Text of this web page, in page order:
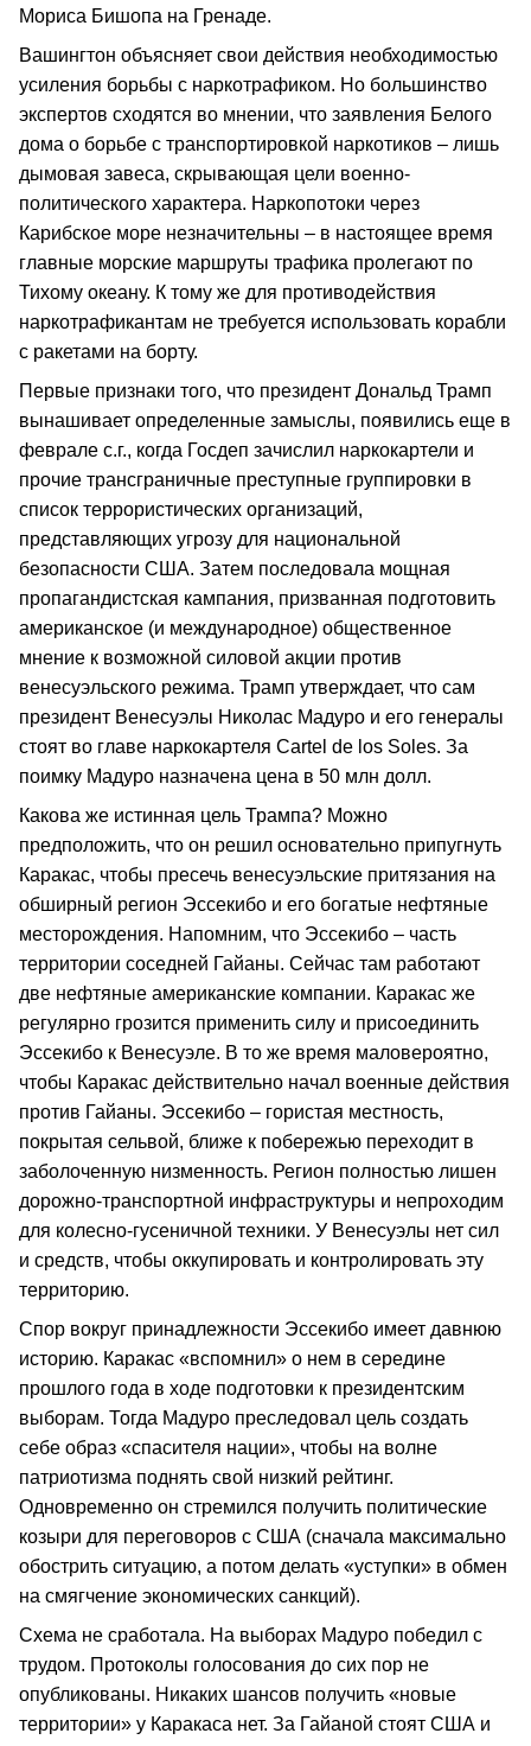
Мориса Бишопа на Гренаде.
Вашингтон объясняет свои действия необходимостью
усиления борьбы с наркотрафиком. Но большинство
экспертов сходятся во мнении, что заявления Белого
дома о борьбе с транспортировкой наркотиков – лишь
дымовая завеса, скрывающая цели военно-
политического характера. Наркопотоки через
Карибское море незначительны – в настоящее время
главные морские маршруты трафика пролегают по
Тихому океану. К тому же для противодействия
наркотрафикантам не требуется использовать корабли
с ракетами на борту.
Первые признаки того, что президент Дональд Трамп
вынашивает определенные замыслы, появились еще в
феврале с.г., когда Госдеп зачислил наркокартели и
прочие трансграничные преступные группировки в
список террористических организаций,
представляющих угрозу для национальной
безопасности США. Затем последовала мощная
пропагандистская кампания, призванная подготовить
американское (и международное) общественное
мнение к возможной силовой акции против
венесуэльского режима. Трамп утверждает, что сам
президент Венесуэлы Николас Мадуро и его генералы
стоят во главе наркокартеля Cartel de los Soles. За
поимку Мадуро назначена цена в 50 млн долл.
Какова же истинная цель Трампа? Можно
предположить, что он решил основательно припугнуть
Каракас, чтобы пресечь венесуэльские притязания на
обширный регион Эссекибо и его богатые нефтяные
месторождения. Напомним, что Эссекибо – часть
территории соседней Гайаны. Сейчас там работают
две нефтяные американские компании. Каракас же
регулярно грозится применить силу и присоединить
Эссекибо к Венесуэле. В то же время маловероятно,
чтобы Каракас действительно начал военные действия
против Гайаны. Эссекибо – гористая местность,
покрытая сельвой, ближе к побережью переходит в
заболоченную низменность. Регион полностью лишен
дорожно-транспортной инфраструктуры и непроходим
для колесно-гусеничной техники. У Венесуэлы нет сил
и средств, чтобы оккупировать и контролировать эту
территорию.
Спор вокруг принадлежности Эссекибо имеет давнюю
историю. Каракас «вспомнил» о нем в середине
прошлого года в ходе подготовки к президентским
выборам. Тогда Мадуро преследовал цель создать
себе образ «спасителя нации», чтобы на волне
патриотизма поднять свой низкий рейтинг.
Одновременно он стремился получить политические
козыри для переговоров с США (сначала максимально
обострить ситуацию, а потом делать «уступки» в обмен
на смягчение экономических санкций).
Схема не сработала. На выборах Мадуро победил с
трудом. Протоколы голосования до сих пор не
опубликованы. Никаких шансов получить «новые
территории» у Каракаса нет. За Гайаной стоят США и